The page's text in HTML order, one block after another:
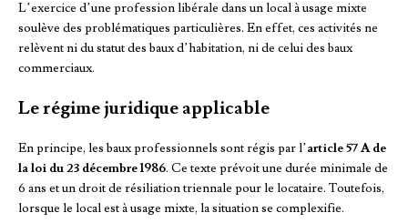
L’exercice d’une profession libérale dans un local à usage mixte
soulève des problématiques particulières. En effet, ces activités ne
relèvent ni du statut des baux d’habitation, ni de celui des baux
commerciaux.
Le régime juridique applicable
En principe, les baux professionnels sont régis par l’article 57 A de
la loi du 23 décembre 1986. Ce texte prévoit une durée minimale de
6 ans et un droit de résiliation triennale pour le locataire. Toutefois,
lorsque le local est à usage mixte, la situation se complexifie.